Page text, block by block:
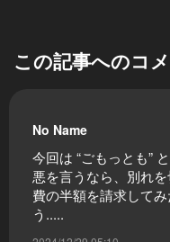
この記事へのコ
No Name
今回は “ごもっとも”
悪を言うなら、別れ
費の半額を請求して
う.....